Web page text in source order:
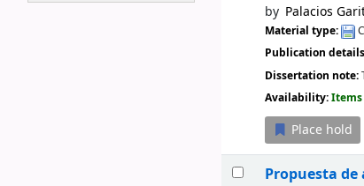
by Palacios
Material type:
Publication
Dissertation note:
Availability:
Place hold
Propuesta